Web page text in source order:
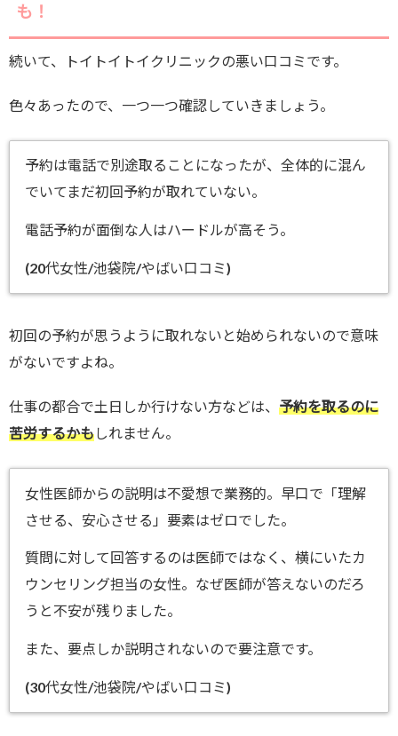
も！
続いて、トイトイトイクリニックの悪い口コミです。
色々あったので、一つ一つ確認していきましょう。
予約は電話で別途取ることになったが、全体的に混ん
でいてまだ初回予約が取れていない。
電話予約が面倒な人はハードルが高そう。
(20代女性/池袋院/やばい口コミ)
初回の予約が思うように取れないと始められないので意味
がないですよね。
仕事の都合で土日しか行けない方などは、 予約を取るのに
苦労するかもしれません。
女性医師からの説明は不愛想で業務的。早口で「理解
させる、安心させる」要素はゼロでした。
質問に対して回答するのは医師ではなく、横にいたカ
ウンセリング担当の女性。なぜ医師が答えないのだろ
うと不安が残りました。
また、要点しか説明されないので要注意です。
(30代女性/池袋院/やばい口コミ)